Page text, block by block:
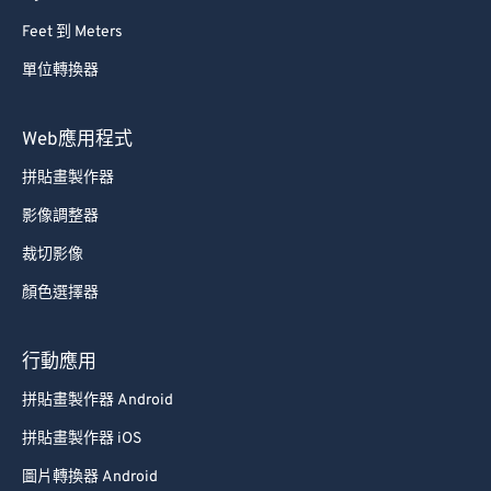
Feet 到 Meters
單位轉換器
Web應用程式
拼貼畫製作器
影像調整器
裁切影像
顏色選擇器
行動應用
拼貼畫製作器 Android
拼貼畫製作器 iOS
圖片轉換器 Android